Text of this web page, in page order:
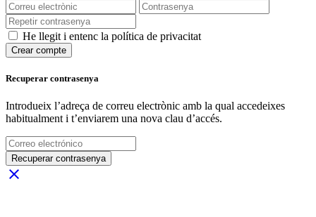
He llegit i entenc la política de privacitat
Crear compte
Recuperar contrasenya
Introdueix l’adreça de correu electrònic amb la qual accedeixes
habitualment i t’enviarem una nova clau d’accés.
Recuperar contrasenya
close